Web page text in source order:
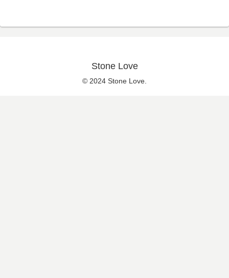
Stone Love
© 2024 Stone Love.